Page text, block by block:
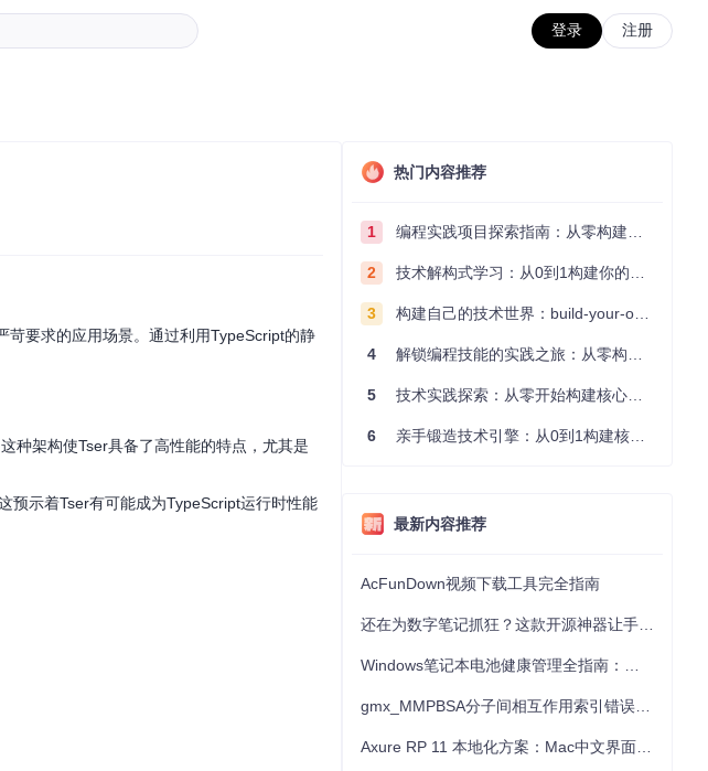
登录 注册
要求的应用场景。通过利用TypeScript的静
种架构使Tser具备了高性能的特点，尤其是
预示着Tser有可能成为TypeScript运行时性能
热门内容推荐
1 编程实践项目探索指南：从零构建技术能力体系
2 技术解构式学习：从0到1构建你的编程知识体系
3 构建自己的技术世界：build-your-own-x项目的实践探索指南
4 解锁编程技能的实践之旅：从零构建你的技术世界
5 技术实践探索：从零开始构建核心系统的实践指南
6 亲手锻造技术引擎：从0到1构建核心系统的实践指南
最新内容推荐
AcFunDown视频下载工具完全指南